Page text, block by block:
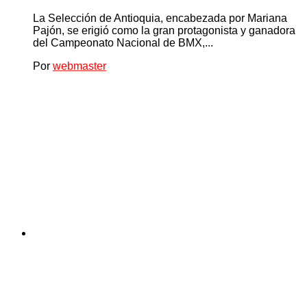
La Selección de Antioquia, encabezada por Mariana
Pajón, se erigió como la gran protagonista y ganadora
del Campeonato Nacional de BMX,...
Por webmaster